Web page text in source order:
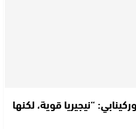
“نيجيريا قوية، لكنها